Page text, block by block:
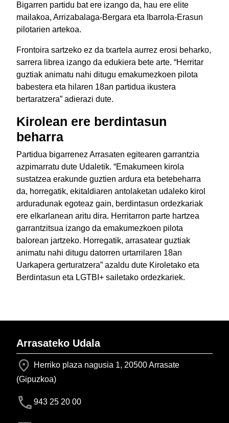
Bigarren partidu bat ere izango da, hau ere elite
mailakoa, Arrizabalaga-Bergara eta Ibarrola-Erasun
pilotarien artekoa.
Frontoira sartzeko ez da txartela aurrez erosi beharko,
sarrera librea izango da edukiera bete arte. “Herritar
guztiak animatu nahi ditugu emakumezkoen pilota
babestera eta hilaren 18an partidua ikustera
bertaratzera” adierazi dute.
Kirolean ere berdintasun
beharra
Partidua bigarrenez Arrasaten egitearen garrantzia
azpimarratu dute Udaletik. “Emakumeen kirola
sustatzea erakunde guztien ardura eta betebeharra
da, horregatik, ekitaldiaren antolaketan udaleko kirol
arduradunak egoteaz gain, berdintasun ordezkariak
ere elkarlanean aritu dira. Herritarron parte hartzea
garrantzitsua izango da emakumezkoen pilota
balorean jartzeko. Horregatik, arrasatear guztiak
animatu nahi ditugu datorren urtarrilaren 18an
Uarkapera gerturatzera” azaldu dute Kiroletako eta
Berdintasun eta LGTBI+ sailetako ordezkariek.
Arrasateko Udala
Herriko plaza nagusia 1, 20500 Arrasate
(Gipuzkoa)
943 25 20 00